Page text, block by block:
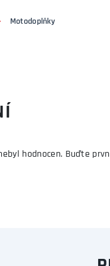
Motodoplňky
hodnocen. Buďte